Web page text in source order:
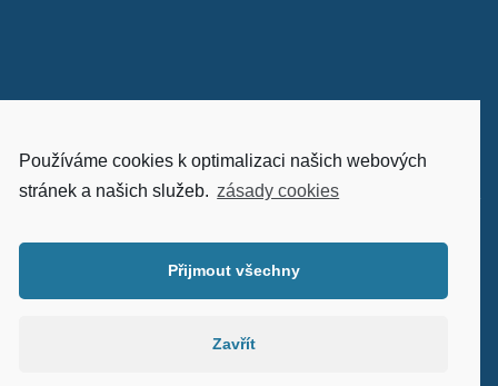
© Všechna práva vyhrazena
Centrum provázení
2018 | webdesign:
Používáme cookies k optimalizaci našich webových
stránek a našich služeb. zásady cookies
Přijmout všechny
Zavřít